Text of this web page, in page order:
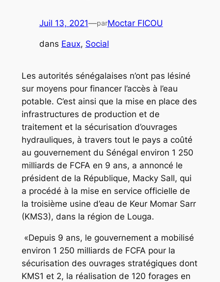
Juil 13, 2021—parMoctar FICOU
dans Eaux, Social
Les autorités sénégalaises n’ont pas lésiné
sur moyens pour financer l’accès à l’eau
potable. C’est ainsi que la mise en place des
infrastructures de production et de
traitement et la sécurisation d’ouvrages
hydrauliques, à travers tout le pays a coûté
au gouvernement du Sénégal environ 1 250
milliards de FCFA en 9 ans, a annoncé le
président de la République, Macky Sall, qui
a procédé à la mise en service officielle de
la troisième usine d’eau de Keur Momar Sarr
(KMS3), dans la région de Louga.
«Depuis 9 ans, le gouvernement a mobilisé
environ 1 250 milliards de FCFA pour la
sécurisation des ouvrages stratégiques dont
KMS1 et 2, la réalisation de 120 forages en